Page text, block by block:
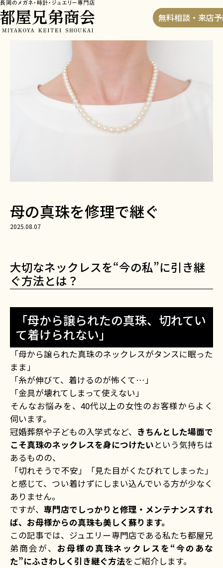
無料相談・来店
HOME> ブログ >母の真珠を修理で継ぐ
母の真珠を修理で継ぐ
2025.08.07
――大切なネックレスを“今の私”に引き継
ぐ方法とは？
「母から譲られたの真珠、切れてい
て着けられない」
「母から譲られた真珠のネックレスがタンスに眠った
まま」
「糸が伸びて、着けるのが怖くて…」
「金具が壊れてしまって使えない」
――そんなお悩みを、40代以上の女性のお客様からよく
伺います。
冠婚葬祭や子どもの入学式など、 きちんとした場面で
こそ真珠のネックレスを身につけたいという気持ちは
あるものの、
「切れそうで不安」「見た目がくたびれてしまった」
と感じて、つい着けずにしまい込んでいる方が少なく
ありません。
ですが、 専門店でしっかりと修理・メンテナンスすれ
ば、お母様からの真珠も美しく蘇ります。
この記事では、ジュエリー専門店である私たち都屋兄
弟商会が、 お母様の真珠ネックレスを“今のあな
た”にふさわしく引き継ぐ方法をご紹介します。